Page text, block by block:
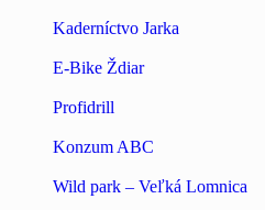
Kaderníctvo Jarka
E-Bike Ždiar
Profidrill
Konzum ABC
Wild park – Veľká Lomnica